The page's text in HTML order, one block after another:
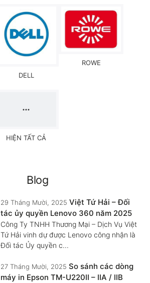
DELL
ROWE
HIỆN TẤT CẢ
Blog
29 Tháng Mười, 2025 Việt Tứ Hải – Đối
tác ủy quyền Lenovo 360 năm 2025
Công Ty TNHH Thương Mại – Dịch Vụ Việt
Tứ Hải vinh dự được Lenovo công nhận là
Đối tác Ủy quyền c...
27 Tháng Mười, 2025 So sánh các dòng
máy in Epson TM-U220II – IIA / IIB